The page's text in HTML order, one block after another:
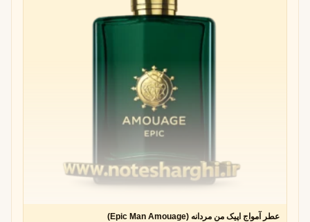
عطر آمواج اپیک من مردانه (Epic Man Amouage)